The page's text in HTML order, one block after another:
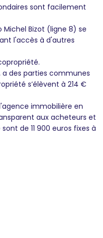
sont facilement
Bizot (ligne 8) se
l'accès à d'autres
a des parties communes
s’élèvent à 214 €
immobilière en
aux acheteurs et
de 11 900 euros fixes à